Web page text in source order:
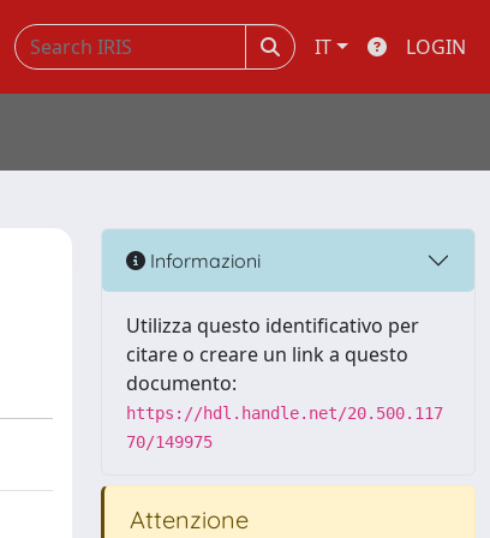
IT LOGIN
Informazioni
Utilizza questo identificativo per
citare o creare un link a questo
documento:
https://hdl.handle.net/20.500.117
70/149975
Attenzione